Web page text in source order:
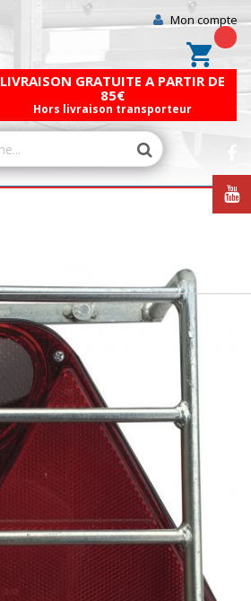
Mon compte
Mon
LIVRAISON GRATUITE A PARTIR DE
85€
Hors livraison transporteur